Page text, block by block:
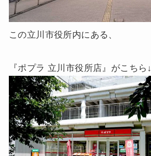
この立川市役所内にある、
『ポプラ 立川市役所店』がこちら↓